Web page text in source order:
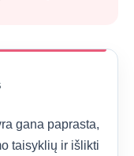
gana paprasta,
taisyklių ir išlikti